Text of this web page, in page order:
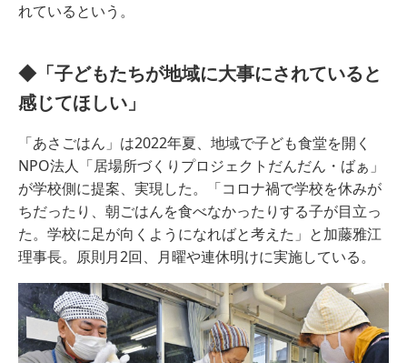
れているという。
◆「子どもたちが地域に大事にされていると
感じてほしい」
「あさごはん」は2022年夏、地域で子ども食堂を開く
NPO法人「居場所づくりプロジェクトだんだん・ばぁ」
が学校側に提案、実現した。「コロナ禍で学校を休みが
ちだったり、朝ごはんを食べなかったりする子が目立っ
た。学校に足が向くようになればと考えた」と加藤雅江
理事長。原則月2回、月曜や連休明けに実施している。